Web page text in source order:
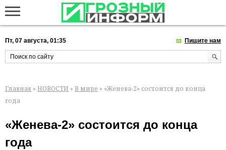
Пт, 07 августа, 01:35 Пишите нам
Главная » НОВОСТИ » В мире » «Женева-2» состоится до конца
года
«Женева-2» состоится до конца
года